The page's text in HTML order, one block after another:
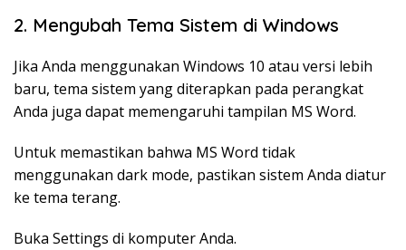
2. Mengubah Tema Sistem di Windows
Jika Anda menggunakan Windows 10 atau versi lebih
baru, tema sistem yang diterapkan pada perangkat
Anda juga dapat memengaruhi tampilan MS Word.
Untuk memastikan bahwa MS Word tidak
menggunakan dark mode, pastikan sistem Anda diatur
ke tema terang.
Buka Settings di komputer Anda.